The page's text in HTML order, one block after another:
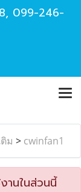
, 099-246-
ม > cwinfan1
านในส่วนนี้